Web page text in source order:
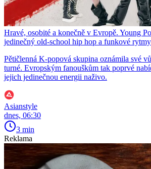
Hravé, osobité a konečně v Evropě. Young
jedinečný old-school hip hop a funkové rytmy
Pětičlenná K-popová skupina oznámila své
turné. Evropským fanouškům tak poprvé
jejich jedinečnou energii naživo.
Asianstyle
dnes, 06:30
3 min
Reklama